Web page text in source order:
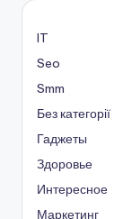
IT
Seo
Smm
Без категорії
Гаджеты
Здоровье
Интересное
Маркетинг